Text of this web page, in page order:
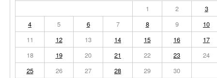
1 2
3
4
5 6 7 8 9
10
11
12 13 14 15 16
17
18
19 20 21 22 23
24
25
26 27 28 29
30